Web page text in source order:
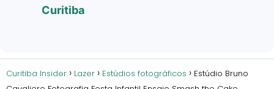
Curitiba
Curitiba Insider Lazer Estúdios fotográficos
Estúdio Bruno